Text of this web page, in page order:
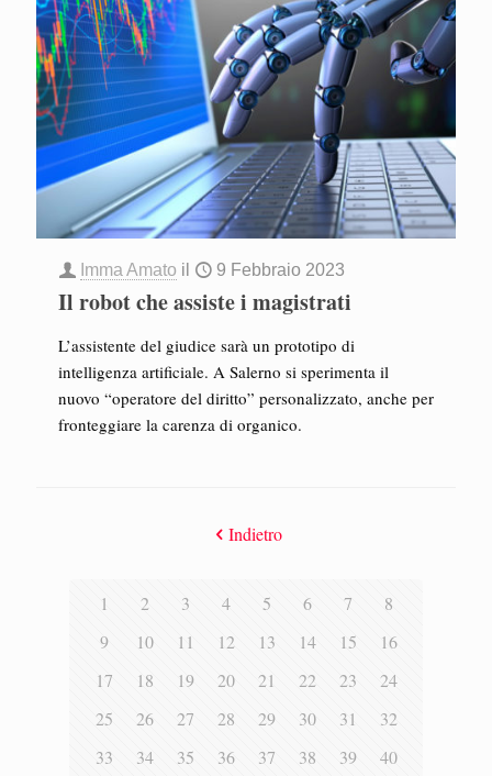
Imma Amato il 9 Febbraio 2023
Il robot che assiste i magistrati
L’assistente del giudice sarà un prototipo di
intelligenza artificiale. A Salerno si sperimenta il
nuovo “operatore del diritto” personalizzato, anche per
fronteggiare la carenza di organico.
Indietro
1 2 3 4 5 6 7
8
9
10 11 12 13 14 15
16
17
18 19 20 21 22 23
24
25
26 27 28 29 30 31
32
33
34 35 36 37 38 39
40